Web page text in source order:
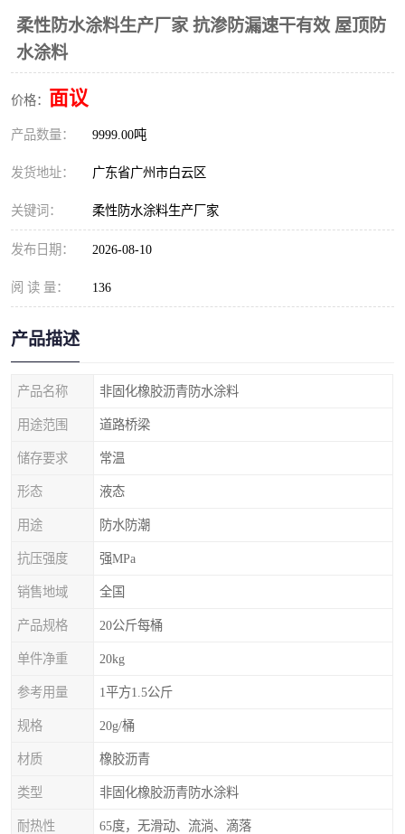
柔性防水涂料生产厂家 抗渗防漏速干有效 屋顶防
水涂料
价格： 面议
产品数量： 9999.00吨
发货地址： 广东省广州市白云区
关键词： 柔性防水涂料生产厂家
发布日期： 2026-08-10
阅 读 量： 136
产品描述
产品名称 非固化橡胶沥青防水涂料
用途范围 道路桥梁
储存要求 常温
形态 液态
用途 防水防潮
抗压强度 强MPa
销售地域 全国
产品规格 20公斤每桶
单件净重 20kg
参考用量 1平方1.5公斤
规格 20g/桶
材质 橡胶沥青
类型 非固化橡胶沥青防水涂料
耐热性 65度，无滑动、流淌、滴落